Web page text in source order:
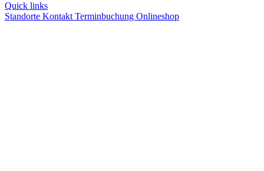
Quick links
Standorte Kontakt Terminbuchung Onlineshop